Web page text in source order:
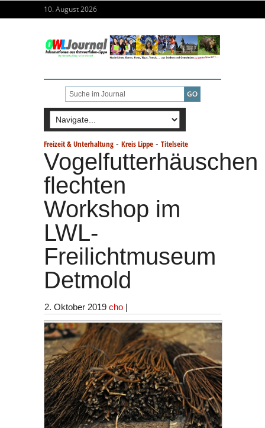
10. August 2026
Freizeit & Unterhaltung - Kreis Lippe - Titelseite
Vogelfutterhäuschen
flechten
Workshop im
LWL-
Freilichtmuseum
Detmold
2. Oktober 2019 cho |